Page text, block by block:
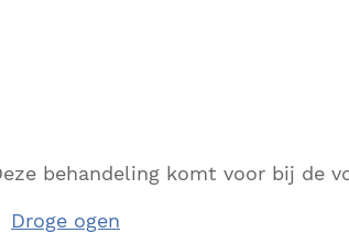
behandeling komt voor bij de
Droge ogen